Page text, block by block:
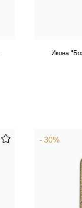
Икона
- 30%